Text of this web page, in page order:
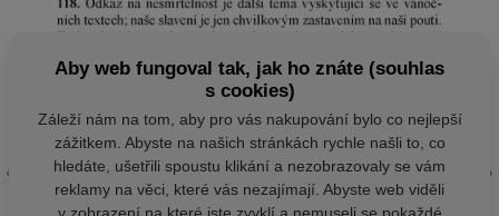
Aby web fungoval tak, jak ho znáte (souhlas
s cookies)
Záleží nám na tom, aby pro vás nakupování bylo co nejlepší
zážitkem. Abyste na našich stránkách rychle našli to, co
hledáte, ušetřili spoustu klikání a nezobrazovaly se vám
reklamy na věci, které vás nezajímají. Abyste web viděli
v zobrazení na které jste zvyklí a nemuseli se pokaždé